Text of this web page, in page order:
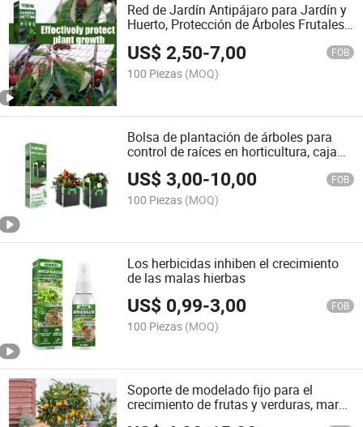
Red de Jardín Antipájaro para Jardín y
Huerto, Protección de Árboles Frutales,
US$2,50-7,00 FOB
100 Piezas (MOQ)
Bolsa de plantación de árboles para
control de raíces en horticultura, caja
de plántulas, bolsa nutricional para
plantas
US$3,00-10,00 FOB
100 Piezas (MOQ)
Los herbicidas inhiben el crecimiento
de las malas hierbas
US$ 0,99-3,00 FOB
100 Piezas (MOQ)
Soporte de modelado fijo para el
crecimiento de frutas y verduras, marco